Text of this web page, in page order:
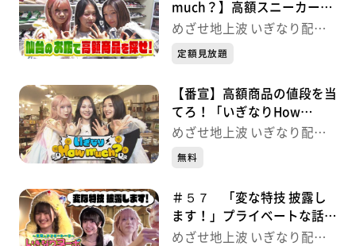
much？】高額スニーカーは
どれだ？ めざせ地上波 い
めざせ地上波 いぎなり配信
中！
定額見放題
【番宣】高額商品の値段を当
てろ！「いぎなりHow
much？」 いぎなり配信中！
めざせ地上波 いぎなり配信
中！
無料
＃５７ 「変な特技 披露し
ます！」プライベートな話題
全開！ めざせ地上波 いぎ
めざせ地上波 いぎなり配信